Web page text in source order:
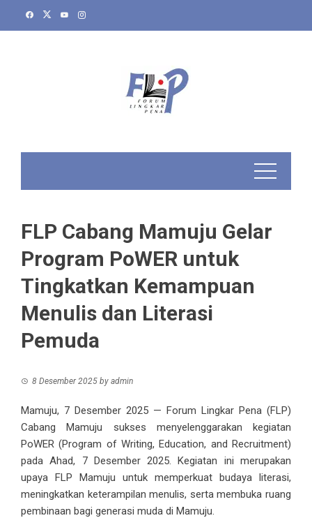
FLP Cabang Mamuju Gelar
Program PoWER untuk
Tingkatkan Kemampuan
Menulis dan Literasi
Pemuda
8 Desember 2025 by admin
Mamuju, 7 Desember 2025 — Forum Lingkar Pena (FLP)
Cabang Mamuju sukses menyelenggarakan kegiatan
PoWER (Program of Writing, Education, and Recruitment)
pada Ahad, 7 Desember 2025. Kegiatan ini merupakan
upaya FLP Mamuju untuk memperkuat budaya literasi,
meningkatkan keterampilan menulis, serta membuka ruang
pembinaan bagi generasi muda di Mamuju.